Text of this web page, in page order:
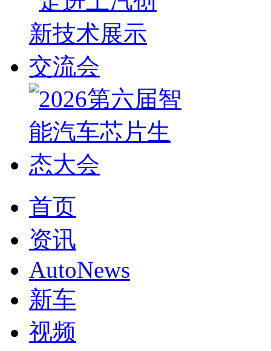
首页
资讯
AutoNews
新车
视频